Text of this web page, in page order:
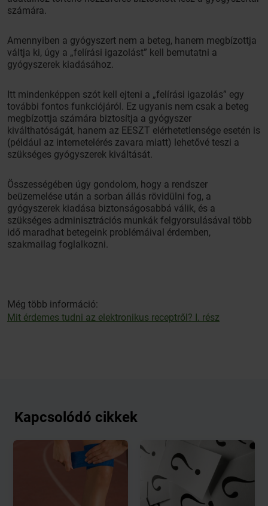
számára.
Amennyiben a gyógyszert nem a beteg, hanem megbízottja
váltja ki, úgy a „felírási igazolást” kell bemutatni a
gyógyszerek kiadásához.
Itt mindenképpen szót kell ejteni a „felírási igazolás” egy
további fontos funkciójáról. Ez ugyanis nem csak a beteg
megbízottja számára biztosítja a gyógyszer
kiválthatóságát, hanem az EESZT elérhetetlensége esetén is
(például az internetelérés zavara miatt) lehetővé teszi a
szükséges gyógyszerek kiváltását.
Összességében úgy gondolom, hogy a rendszer
beüzemelése után a sorban állás rövidülni fog, a
gyógyszerek kiadása biztonságosabbá válik, és a
szükséges adminisztrációs munkák felgyorsulásával több
idő maradhat betegeink problémáival érdemben,
szakmailag foglalkozni.
Még több információ:
Mit érdemes tudni az elektronikus receptről? I. rész
Kapcsolódó cikkek